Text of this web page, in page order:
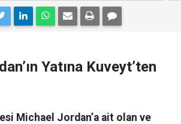
Yatına Kuveyt’ten
Michael Jordan’a ait olan ve